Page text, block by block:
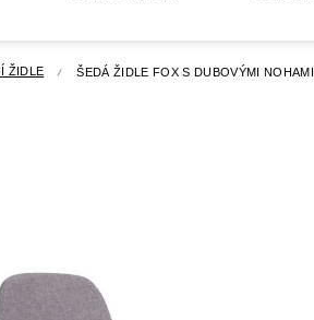
ŽIDLE ŠEDÁ ŽIDLE FOX S DUBOVÝMI NOHAMI